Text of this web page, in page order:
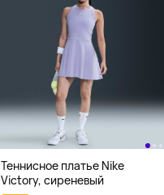
Теннисное платье Nike
Victory, сиреневый